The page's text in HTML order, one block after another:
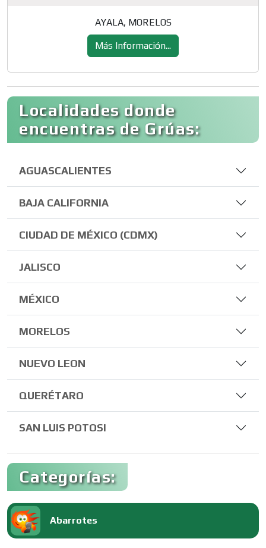
AYALA, MORELOS
Más Información...
Localidades donde
encuentras de Grúas:
AGUASCALIENTES
BAJA CALIFORNIA
CIUDAD DE MÉXICO (CDMX)
JALISCO
MÉXICO
MORELOS
NUEVO LEON
QUERÉTARO
SAN LUIS POTOSI
Categorías:
Abarrotes